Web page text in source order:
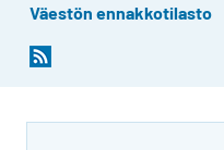
Väestön ennakkotilasto